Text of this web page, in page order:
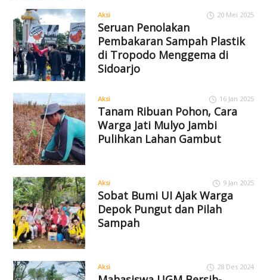
Aksi 20 Mei 2025
Seruan Penolakan
Pembakaran Sampah Plastik
di Tropodo Menggema di
Sidoarjo
Aksi 16 Jan 2025
Tanam Ribuan Pohon, Cara
Warga Jati Mulyo Jambi
Pulihkan Lahan Gambut
Aksi 9 Jan 2025
Sobat Bumi UI Ajak Warga
Depok Pungut dan Pilah
Sampah
Aksi 28 Des 2024